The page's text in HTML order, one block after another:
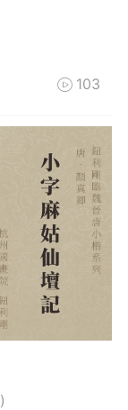
 103
)